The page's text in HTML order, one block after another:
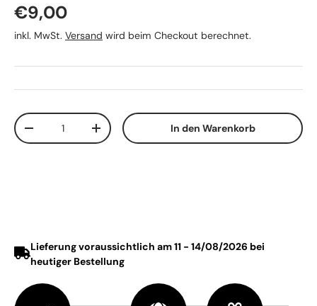
Normaler Preis
€9,00
inkl. MwSt. Versand wird beim Checkout berechnet.
Anzahl
Menge verringernMenge erhöhen In den Warenkorb